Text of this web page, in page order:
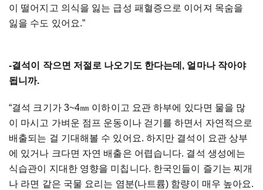
이 떨어지고 의식을 잃는 급성 패혈증으로 이어져 목숨을
잃을 수도 있어요.”
-결석이 작으면 저절로 나오기도 한다는데, 얼마나 작아야
됩니까.
“결석 크기가 3~4㎜ 이하이고 요관 하부에 있다면 물을 많
이 마시고 가벼운 점프 운동이나 걷기를 하면서 자연적으로
배출되는 걸 기대해볼 수 있어요. 하지만 결석이 요관 상부
에 있거나 크다면 자연 배출은 어렵습니다. 결석 생성에는
식습관이 지대한 영향을 미칩니다. 한국인들이 즐기는 찌개
나 라면 같은 국물 요리는 염분(나트륨) 함량이 매우 높아요.